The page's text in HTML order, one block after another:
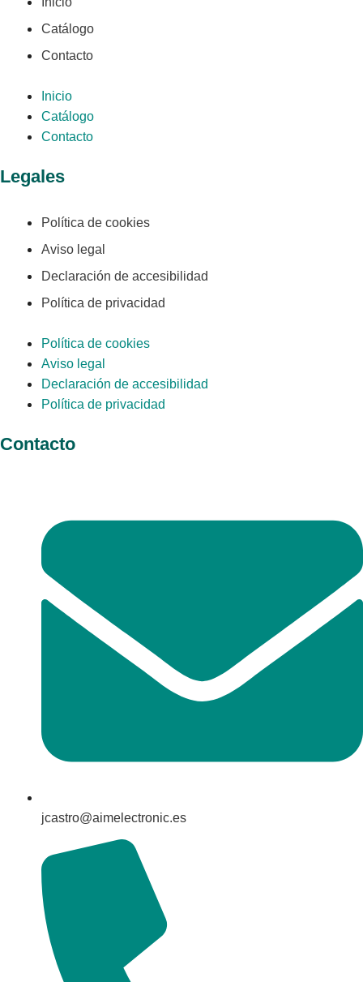
Catálogo
Contacto
Inicio
Catálogo
Contacto
Legales
Política de cookies
Aviso legal
Declaración de accesibilidad
Política de privacidad
Política de cookies
Aviso legal
Declaración de accesibilidad
Política de privacidad
Contacto
jcastro@aimelectronic.es